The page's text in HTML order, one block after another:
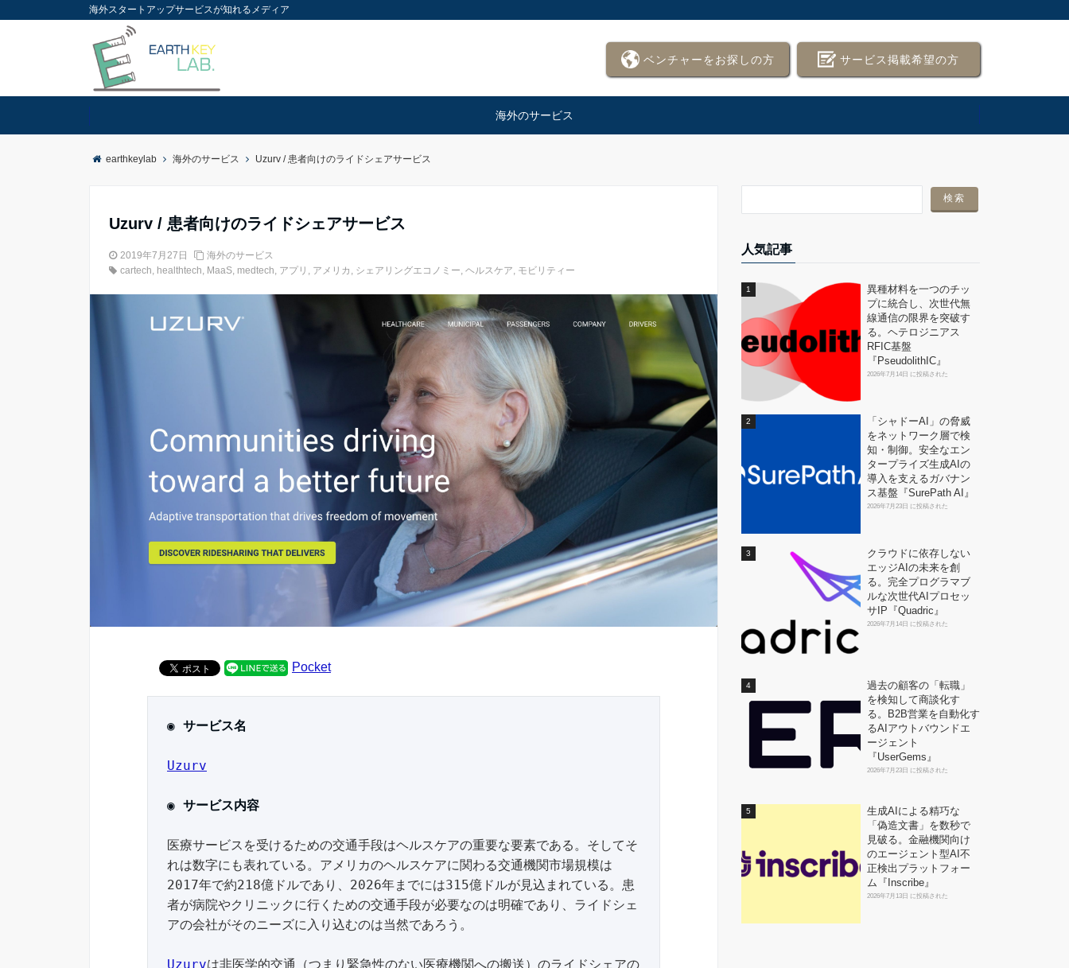
海外スタートアップサービスが知れるメディア
ベンチャーをお探しの方 サービス掲載希望の方
海外のサービス
earthkeylab 海外のサービス Uzurv / 患者向けのライドシェアサービス
Uzurv / 患者向けのライドシェアサービス
2019年7月27日
海外のサービス
cartech, healthtech, MaaS, medtech, アプリ , アメリカ , シェアリングエコノミー, ヘルスケア, モビリティー
Pocket
◉ サービス名
Uzurv
◉ サービス内容
医療サービスを受けるための交通手段はヘルスケアの重要な要素である。そしてそ
れは数字にも表れている。アメリカのヘルスケアに関わる交通機関市場規模は
2017年で約218億ドルであり、2026年までには315億ドルが見込まれている。患
者が病院やクリニックに行くための交通手段が必要なのは明確であり、ライドシェ
アの会社がそのニーズに入り込むのは当然であろう。
Uzurvは非医学的交通（つまり緊急性のない医療機関への搬送）のライドシェアの
人気記事
異種材料を一つのチッ
プに統合し、次世代無
線通信の限界を突破す
る。ヘテロジニアス
RFIC基盤
『PseudolithIC』
2026年7月14日 に投稿された
「シャドーAI」の脅威
をネットワーク層で検
知・制御。安全なエン
タープライズ生成AIの
導入を支えるガバナン
ス基盤『SurePath AI』
2026年7月23日 に投稿された
クラウドに依存しない
エッジAIの未来を創
る。完全プログラマブ
ルな次世代AIプロセッ
サIP『Quadric』
2026年7月14日 に投稿された
過去の顧客の「転職」
を検知して商談化す
る。B2B営業を自動化す
るAIアウトバウンドエ
ージェント
『UserGems』
2026年7月23日 に投稿された
生成AIによる精巧な
「偽造文書」を数秒で
見破る。金融機関向け
のエージェント型AI不
正検出プラットフォー
ム『Inscribe』
2026年7月13日 に投稿された